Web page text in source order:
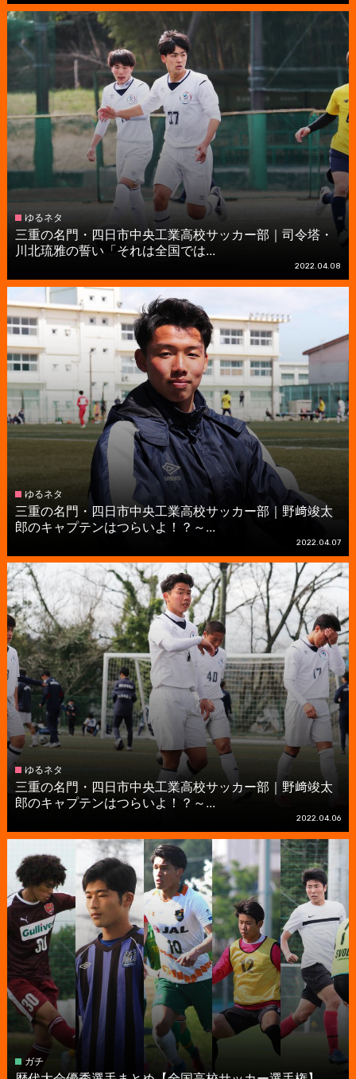
ゆるネタ
三重の名門・四日市中央工業高校サッカー部｜司令塔・
川北琉雅の誓い「それは全国では...
2022.04.08
ゆるネタ
三重の名門・四日市中央工業高校サッカー部｜野﨑竣太
郎のキャプテンはつらいよ！？～...
2022.04.07
ゆるネタ
三重の名門・四日市中央工業高校サッカー部｜野﨑竣太
郎のキャプテンはつらいよ！？～...
2022.04.06
ガチ